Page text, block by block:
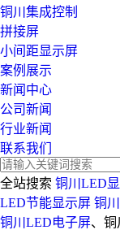
铜川集成控制
拼接屏
小间距显示屏
案例展示
新闻中心
公司新闻
行业新闻
联系我们
全站搜索 铜川LED
LED节能显示屏 铜
铜川LED电子屏、